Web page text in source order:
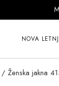
NOVA
Ženska jakna